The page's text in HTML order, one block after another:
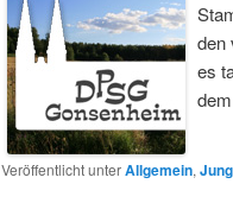
den
es
Veröffentlicht unterAllgemein,